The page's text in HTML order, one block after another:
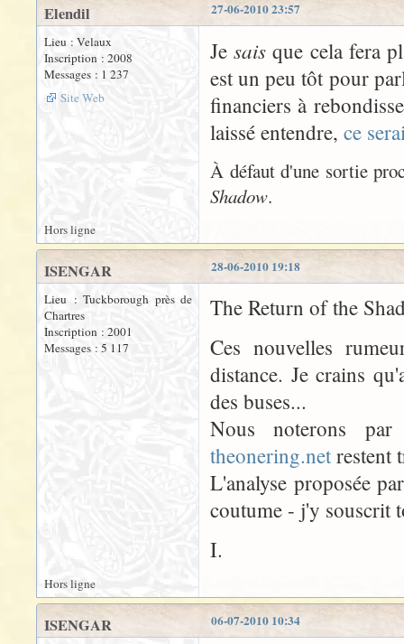
27-06-2010 23:57
Elendil
Lieu : Velaux
Inscription : 2008
Messages : 1 237
Site Web
Jesais que cela fera
est un peu tôt pour
financiers à
laissé entendre, ce
À défaut d'une sortie
Shadow.
Hors ligne
28-06-2010 19:18
ISENGAR
Lieu : Tuckborough près de
Chartres
Inscription : 2001
Messages : 5 117
The Return of the
Ces nouvelles
distance. Je crains
des buses...
Nous noterons par
theonering.netrestent
L'analyse proposée
coutume - j'y souscrit
I.
Hors ligne
06-07-2010 10:34
ISENGAR